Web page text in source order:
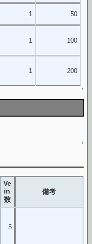
1 50
1 100
1 200
↑
↑
Ve
in
数
備考
5